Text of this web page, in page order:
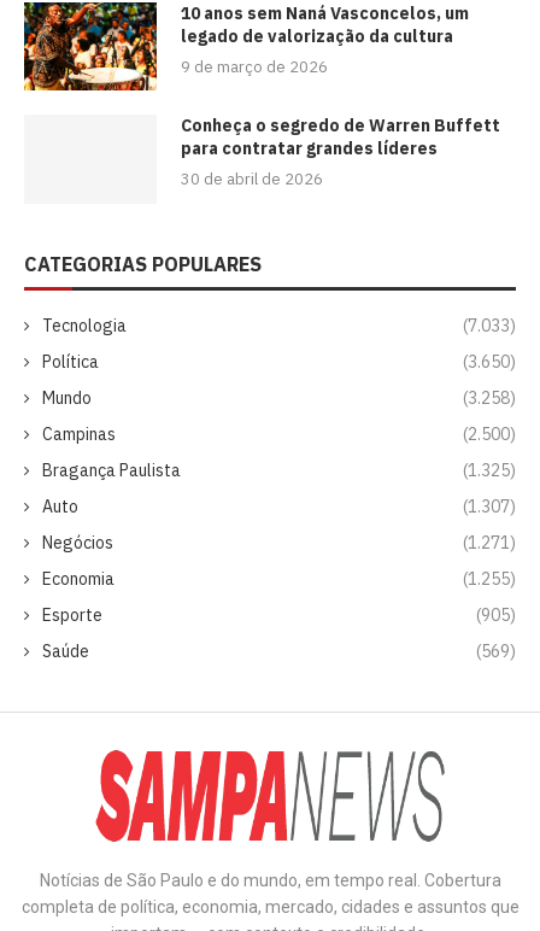
10 anos sem Naná Vasconcelos, um
legado de valorização da cultura
9 de março de 2026
Conheça o segredo de Warren Buffett
para contratar grandes líderes
30 de abril de 2026
CATEGORIAS POPULARES
Tecnologia
(7.033)
Política
(3.650)
Mundo
(3.258)
Campinas
(2.500)
Bragança Paulista
(1.325)
Auto
(1.307)
Negócios
(1.271)
Economia
(1.255)
Esporte
(905)
Saúde
(569)
Notícias de São Paulo e do mundo, em tempo real. Cobertura
completa de política, economia, mercado, cidades e assuntos que